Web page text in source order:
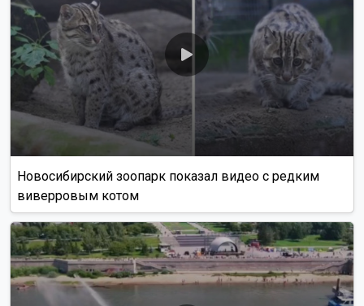
Новосибирский зоопарк показал видео с редким
виверровым котом